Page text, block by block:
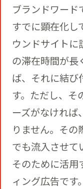
ブランドワード
すでに顕在化し
ウンドサイトに
の滞在時間が長
ば、それに結び
す。ただし、そ
ーズがなければ
りません。そ
でも流入させて
そのために活用
ィング広告です